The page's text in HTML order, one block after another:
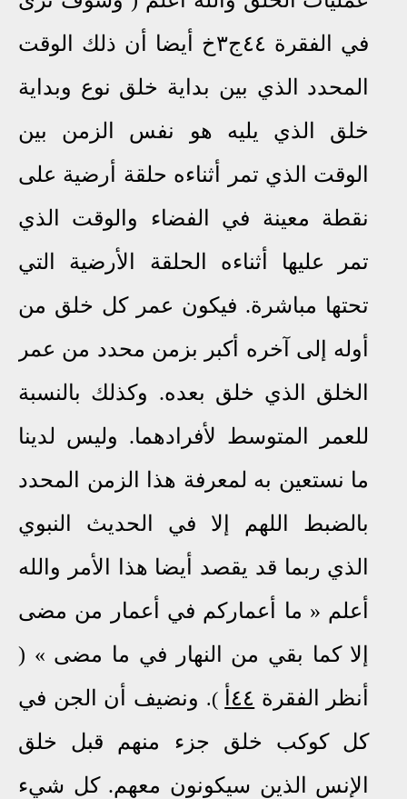
في الفقرة ٤٤ج٣خ
أيضا أن ذلك الوقت
المحدد الذي بين بداية خلق نوع وبداية
خلق الذي يليه هو نفس الزمن بين
الوقت الذي تمر أثناءه حلقة أرضية على
نقطة معينة في الفضاء والوقت الذي
تمر عليها أثناءه الحلقة الأرضية التي
تحتها مباشرة. فيكون عمر كل خلق من
أوله إلى آخره أكبر بزمن محدد من عمر
الخلق الذي خلق بعده. وكذلك بالنسبة
للعمر المتوسط لأفرادهما. وليس لدينا
ما نستعين به لمعرفة هذا الزمن المحدد
بالضبط اللهم إلا في الحديث النبوي
الذي ربما قد يقصد أيضا هذا الأمر والله
أعلم « ما أعماركم في أعمار من مضى
إلا كما بقي من النهار في ما مضى »
(
أنظر الفقرة ٤٤أ )
. ونضيف أن الجن في
كل كوكب خلق جزء منهم قبل خلق
الإنس الذين سيكونون معهم. كل شيء